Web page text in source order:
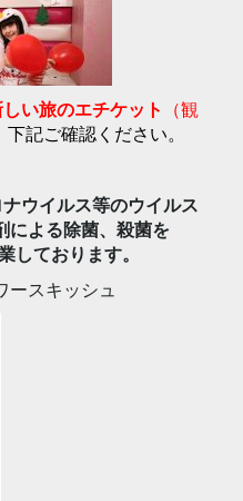
い旅のエチケット
（観
下記ご確認ください。
ウイルス等のウイルス
による除菌、殺菌を
ております。
スキッシュ